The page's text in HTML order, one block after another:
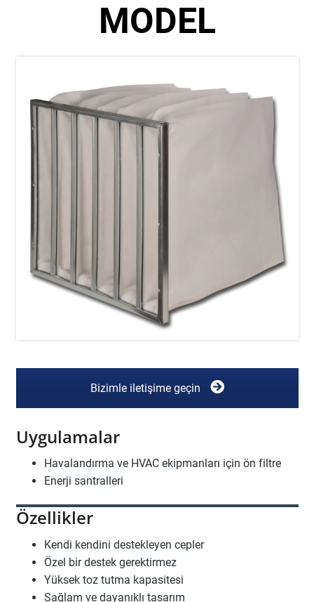
MODEL
Bizimle iletişime geçin
Uygulamalar
Havalandırma ve HVAC ekipmanları için ön filtre
Enerji santralleri
Özellikler
Kendi kendini destekleyen cepler
Özel bir destek gerektirmez
Yüksek toz tutma kapasitesi
Sağlam ve dayanıklı tasarım